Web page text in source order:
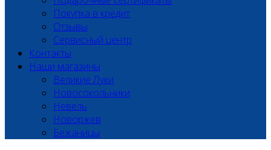
Покупка в кредит
Отзывы
Сервисный центр
Контакты
Наши магазины
Великие Луки
Новосокольники
Невель
Новоржев
Бежаницы